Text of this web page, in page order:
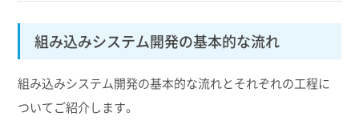
組み込みシステム開発の基本的な流れ
組み込みシステム開発の基本的な流れとそれぞれの工程に
ついてご紹介します。